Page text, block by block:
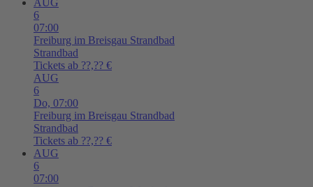
6
07:00
Freiburg im Breisgau Strandbad
Strandbad
Tickets ab ??,?? €
AUG
6
Do, 07:00
Freiburg im Breisgau Strandbad
Strandbad
Tickets ab ??,?? €
AUG
6
07:00